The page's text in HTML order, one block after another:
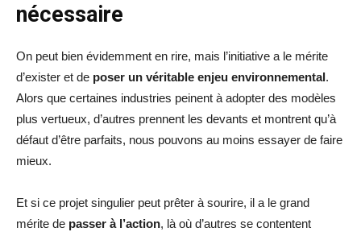
nécessaire
On peut bien évidemment en rire, mais l’initiative a le mérite
d’exister et de poser un véritable enjeu environnemental.
Alors que certaines industries peinent à adopter des modèles
plus vertueux, d’autres prennent les devants et montrent qu’à
défaut d’être parfaits, nous pouvons au moins essayer de faire
mieux.
Et si ce projet singulier peut prêter à sourire, il a le grand
mérite de passer à l’action, là où d’autres se contentent